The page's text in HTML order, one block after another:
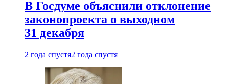
В Госдуме объяснили отклонение
законопроекта о выходном
31 декабря
2 года спустя2 года спустя